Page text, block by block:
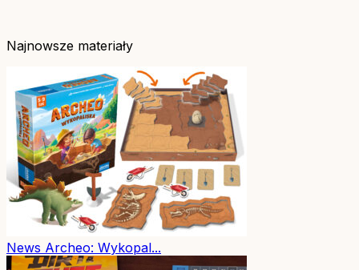
Najnowsze materiały
News Archeo: Wykopal...